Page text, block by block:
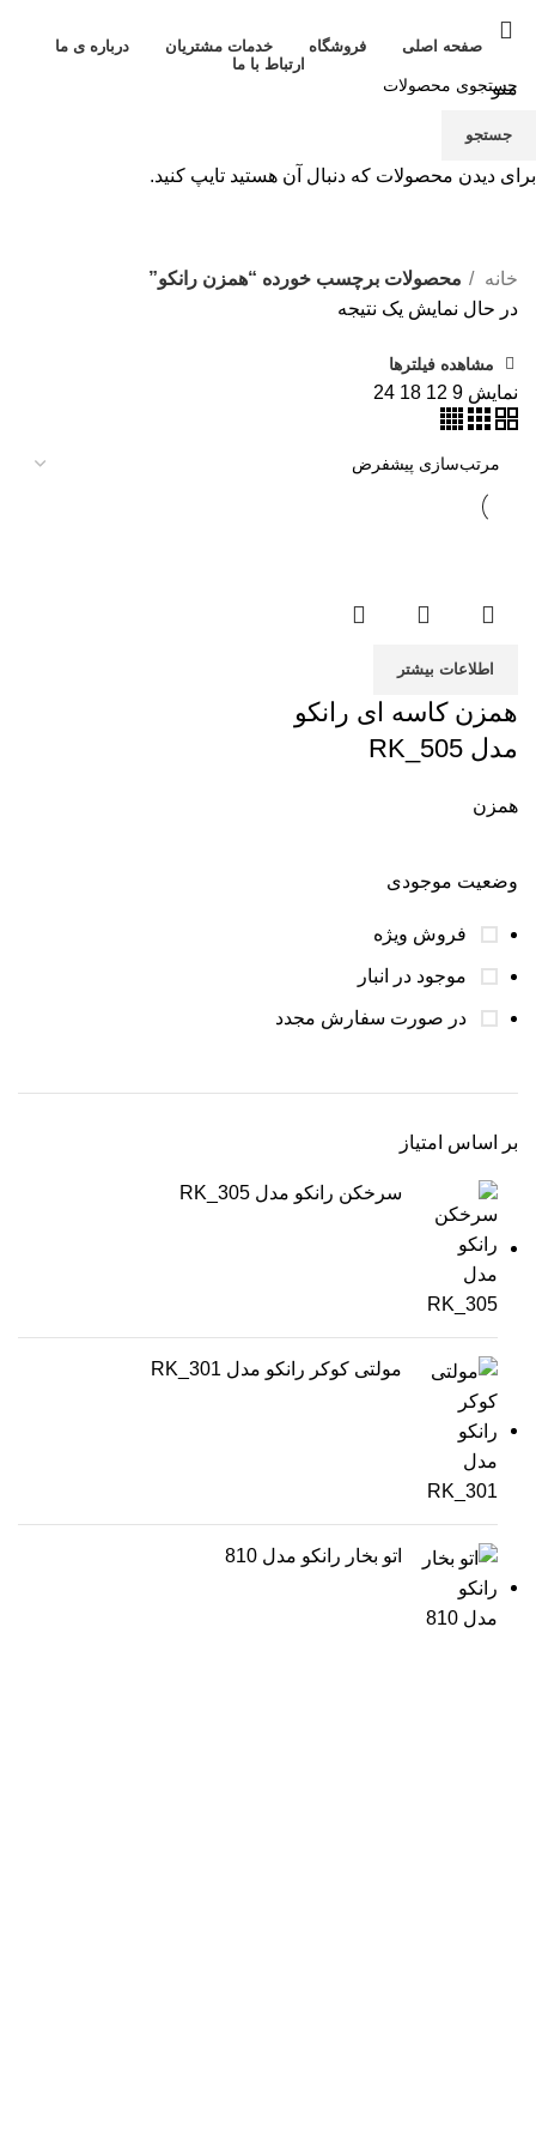
صفحه اصلی فروشگاه خدمات مشتریان
درباره ی ما
ارتباط با ما
منو
وضعیت موجودی
فروش ویژه
موجود در انبار
در صورت سفارش مجدد
بر اساس امتیاز
سرخکن رانکو مدل RK_305
مولتی کوکر رانکو مدل RK_301
اتو بخار رانکو مدل 810
خانه
محصولات برچسب خورده “همزن رانکو”
در حال نمایش یک نتیجه
مشاهده فیلترها
نمایش 9
12
18
24
اطلاعات بیشتر
همزن کاسه ای رانکو
مدل RK_505
همزن
جستجو
برای دیدن محصولات که دنبال آن هستید تایپ کنید.